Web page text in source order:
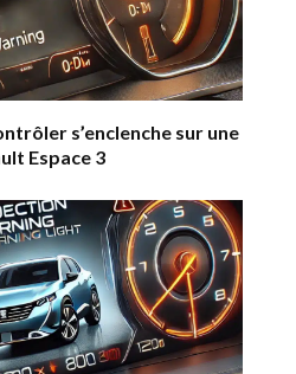
s’enclenche sur une
Espace 3